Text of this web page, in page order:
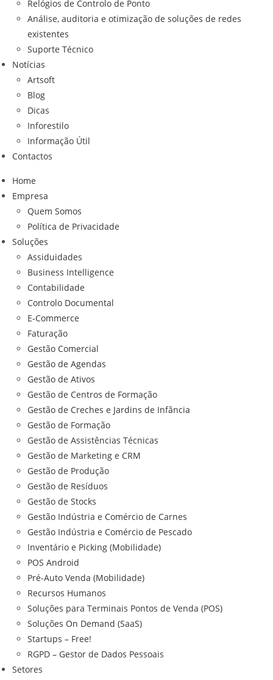
Relógios de Controlo de Ponto
Análise, auditoria e otimização de soluções de redes
existentes
Suporte Técnico
Notícias
Artsoft
Blog
Dicas
Inforestilo
Informação Útil
Contactos
Home
Empresa
Quem Somos
Política de Privacidade
Soluções
Assiduidades
Business Intelligence
Contabilidade
Controlo Documental
E-Commerce
Faturação
Gestão Comercial
Gestão de Agendas
Gestão de Ativos
Gestão de Centros de Formação
Gestão de Creches e Jardins de Infância
Gestão de Formação
Gestão de Assistências Técnicas
Gestão de Marketing e CRM
Gestão de Produção
Gestão de Resíduos
Gestão de Stocks
Gestão Indústria e Comércio de Carnes
Gestão Indústria e Comércio de Pescado
Inventário e Picking (Mobilidade)
POS Android
Pré-Auto Venda (Mobilidade)
Recursos Humanos
Soluções para Terminais Pontos de Venda (POS)
Soluções On Demand (SaaS)
Startups – Free!
RGPD – Gestor de Dados Pessoais
Setores